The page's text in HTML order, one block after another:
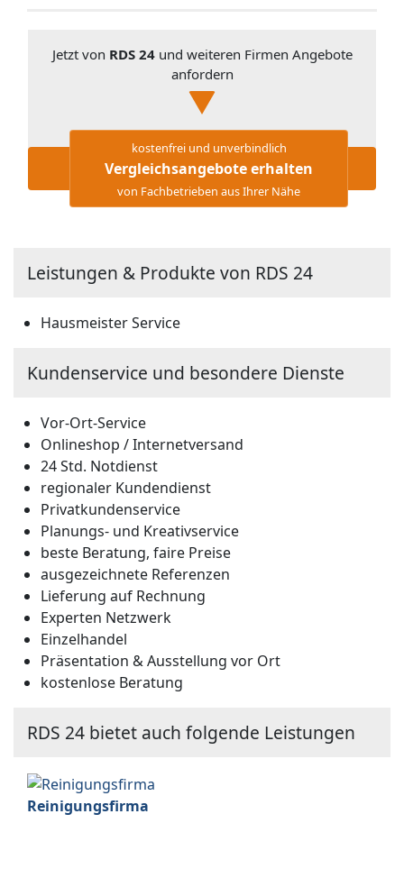
Jetzt von RDS 24und weiteren Firmen Angebote
anfordern
kostenfrei und unverbindlich
Vergleichsangebote erhalten
von Fachbetrieben aus Ihrer Nähe
Leistungen & Produkte von RDS 24
Hausmeister Service
Kundenservice und besondere Dienste
Vor-Ort-Service
Onlineshop / Internetversand
24 Std. Notdienst
regionaler Kundendienst
Privatkundenservice
Planungs- und Kreativservice
beste Beratung, faire Preise
ausgezeichnete Referenzen
Lieferung auf Rechnung
Experten Netzwerk
Einzelhandel
Präsentation & Ausstellung vor Ort
kostenlose Beratung
RDS 24 bietet auch folgende Leistungen
Reinigungsfirma